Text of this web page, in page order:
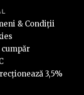
& Condiții
cumpăr
3,5%